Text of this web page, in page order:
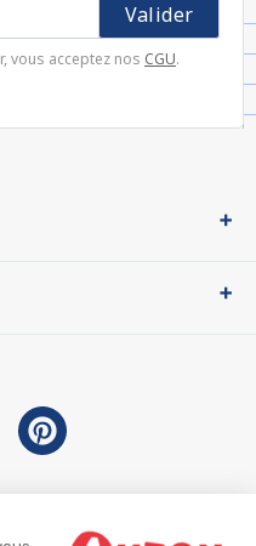
vous acceptez nos CGU.